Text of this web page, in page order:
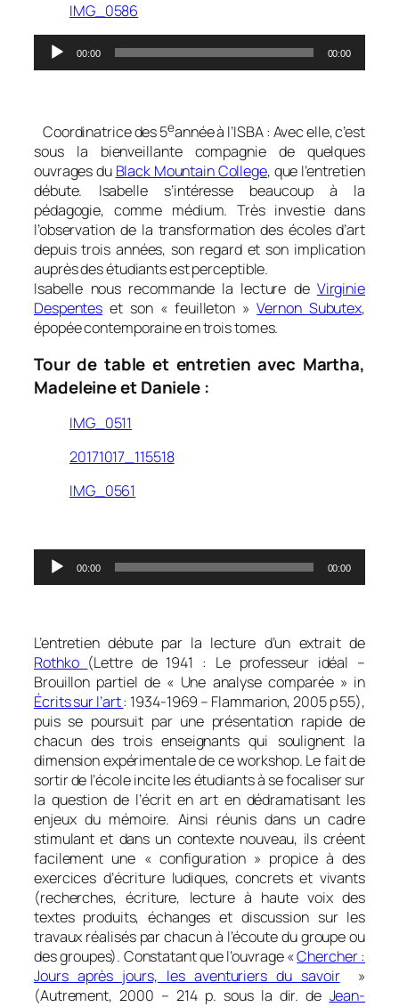
IMG_0586
Lecteur
audio
00:00 00:00
Coordinatrice des 5eannée à l’ISBA : Avec elle, c’est
sous la bienveillante compagnie de quelques
ouvrages du Black Mountain College, que l’entretien
débute. Isabelle s’intéresse beaucoup à la
pédagogie, comme médium. Très investie dans
l’observation de la transformation des écoles d’art
depuis trois années, son regard et son implication
auprès des étudiants est perceptible.
Isabelle nous recommande la lecture de Virginie
Despentes et son « feuilleton »Vernon Subutex,
épopée contemporaine en trois tomes.
Tour de table et entretien avec Martha,
Madeleine et Daniele :
IMG_0511
20171017_115518
IMG_0561
Lecteur
audio
00:00 00:00
L’entretien débute par la lecture d’un extrait de
Rothko (Lettre de 1941 : Le professeur idéal –
Brouillon partiel de « Une analyse comparée » in
Écrits sur l’art: 1934-1969 – Flammarion, 2005 p 55),
puis se poursuit par une présentation rapide de
chacun des trois enseignants qui soulignent la
dimension expérimentale de ce workshop. Le fait de
sortir de l’école incite les étudiants à se focaliser sur
la question de l’écrit en art en dédramatisant les
enjeux du mémoire. Ainsi réunis dans un cadre
stimulant et dans un contexte nouveau, ils créent
facilement une « configuration » propice à des
exercices d’écriture ludiques, concrets et vivants
(recherches, écriture, lecture à haute voix des
textes produits, échanges et discussion sur les
travaux réalisés par chacun à l’écoute du groupe ou
des groupes). Constatant que l’ouvrage «Chercher :
Jours après jours, les aventuriers du savoir»
(Autrement, 2000 – 214 p. sous la dir. de Jean-